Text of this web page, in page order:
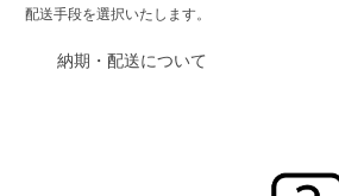
配送手段を選択いたします。
納期・配送について